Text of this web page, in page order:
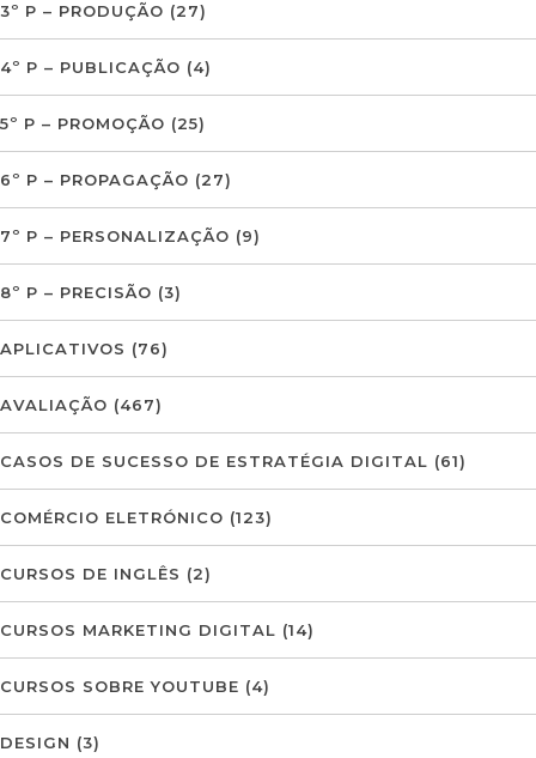
3º P – PRODUÇÃO (27)
4º P – PUBLICAÇÃO (4)
5º P – PROMOÇÃO (25)
6º P – PROPAGAÇÃO (27)
7º P – PERSONALIZAÇÃO (9)
8º P – PRECISÃO (3)
APLICATIVOS (76)
AVALIAÇÃO (467)
CASOS DE SUCESSO DE ESTRATÉGIA DIGITAL (61)
COMÉRCIO ELETRÓNICO (123)
CURSOS DE INGLÊS (2)
CURSOS MARKETING DIGITAL (14)
CURSOS SOBRE YOUTUBE (4)
DESIGN (3)